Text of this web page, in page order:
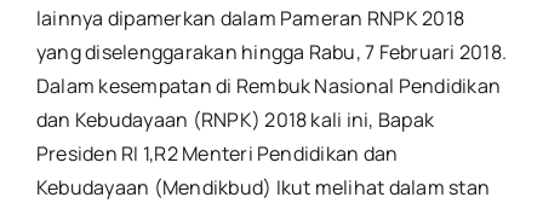
lainnya dipamerkan dalam Pameran RNPK 2018
yang diselenggarakan hingga Rabu, 7 Februari 2018.
Dalam kesempatan di Rembuk Nasional Pendidikan
dan Kebudayaan (RNPK) 2018 kali ini, Bapak
Presiden RI 1,R2 Menteri Pendidikan dan
Kebudayaan (Mendikbud) Ikut melihat dalam stan